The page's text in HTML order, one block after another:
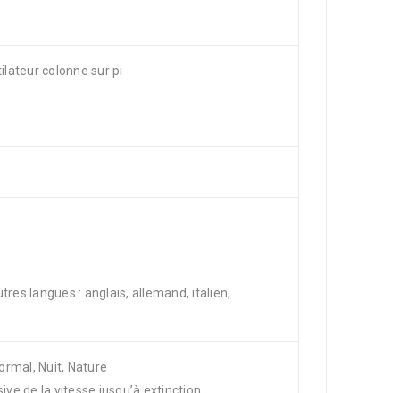
colonne sur pi
langues : anglais, allemand, italien,
Nuit, Nature